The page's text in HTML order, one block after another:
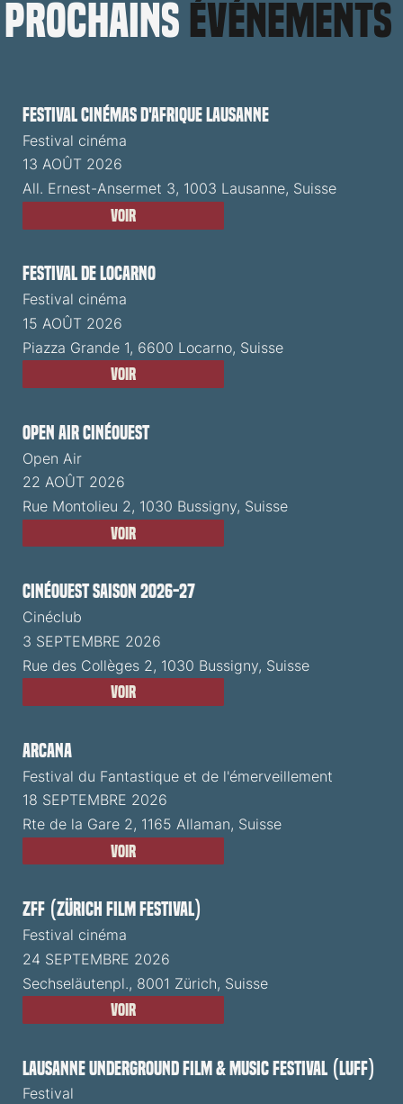
prochains événements
Festival cinémas d'Afrique Lausanne
Festival cinéma
13 AOÛT 2026
All. Ernest-Ansermet 3, 1003 Lausanne, Suisse
Voir
Festival de Locarno
Festival cinéma
15 AOÛT 2026
Piazza Grande 1, 6600 Locarno, Suisse
Voir
Open Air CinéOuest
Open Air
22 AOÛT 2026
Rue Montolieu 2, 1030 Bussigny, Suisse
Voir
CinéOuest Saison 2026-27
Cinéclub
3 SEPTEMBRE 2026
Rue des Collèges 2, 1030 Bussigny, Suisse
Voir
ARCANA
Festival du Fantastique et de l'émerveillement
18 SEPTEMBRE 2026
Rte de la Gare 2, 1165 Allaman, Suisse
Voir
ZFF (Zürich Film Festival)
Festival cinéma
24 SEPTEMBRE 2026
Sechseläutenpl., 8001 Zürich, Suisse
Voir
Lausanne Underground Film & Music Festival (LUFF)
Festival